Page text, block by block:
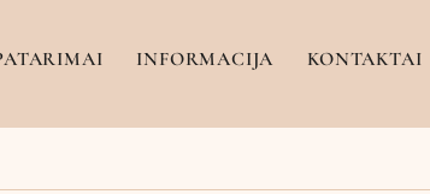
INFORMACIJA KONTAKTAI